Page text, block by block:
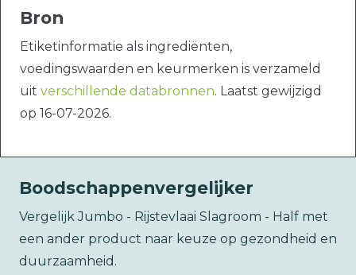
Bron
Etiketinformatie als ingrediënten,
voedingswaarden en keurmerken is verzameld
uit verschillende databronnen. Laatst gewijzigd
op 16-07-2026.
Boodschappenvergelijker
Vergelijk Jumbo - Rijstevlaai Slagroom - Half met
een ander product naar keuze op gezondheid en
duurzaamheid.